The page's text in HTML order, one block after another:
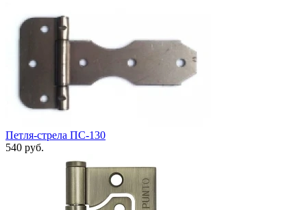
Петля-стрела ПС-130
540 руб.